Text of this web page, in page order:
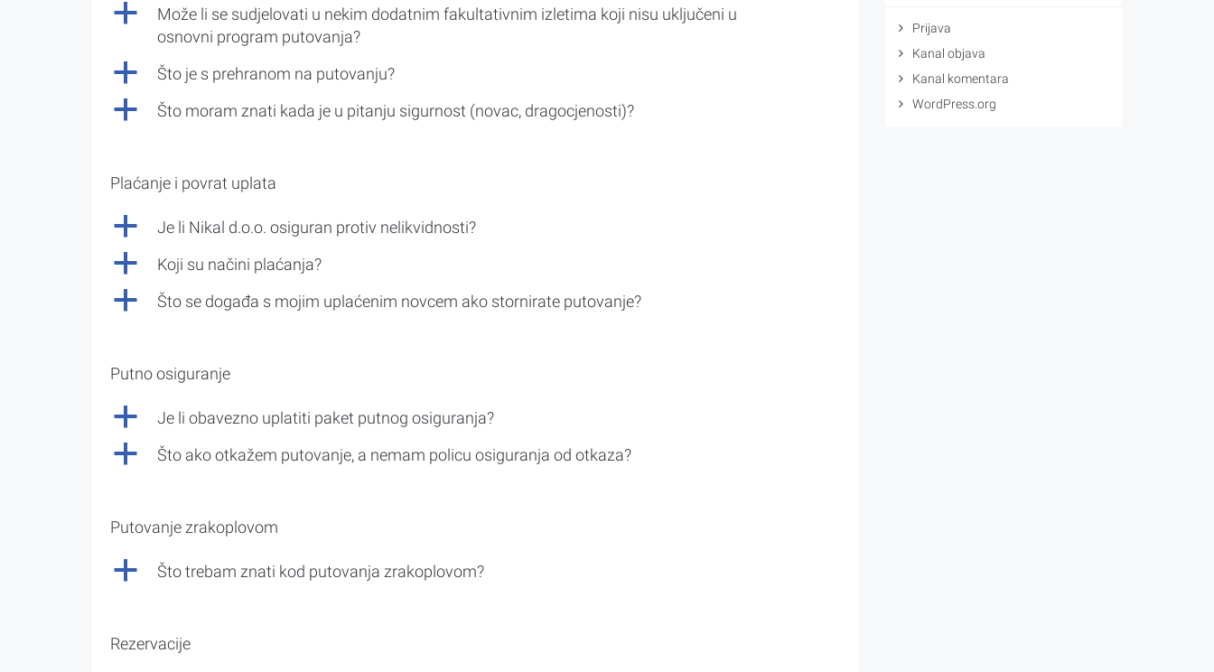
a
Može li se sudjelovati u nekim dodatnim fakultativnim izletima koji nisu uključeni u
osnovni program putovanja?
a Što je s prehranom na putovanju?
a Što moram znati kada je u pitanju sigurnost (novac, dragocjenosti)?
Plaćanje i povrat uplata
a Je li Nikal d.o.o. osiguran protiv nelikvidnosti?
a Koji su načini plaćanja?
a Što se događa s mojim uplaćenim novcem ako stornirate putovanje?
Putno osiguranje
a Je li obavezno uplatiti paket putnog osiguranja?
a Što ako otkažem putovanje, a nemam policu osiguranja od otkaza?
Putovanje zrakoplovom
a Što trebam znati kod putovanja zrakoplovom?
Rezervacije
Prijava
Kanal objava
Kanal komentara
WordPress.org